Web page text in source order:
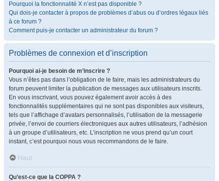
Pourquoi la fonctionnalité X n’est pas disponible ?
Qui dois-je contacter à propos de problèmes d’abus ou d’ordres légaux liés
à ce forum ?
Comment puis-je contacter un administrateur du forum ?
Problèmes de connexion et d’inscription
Pourquoi ai-je besoin de m’inscrire ?
Vous n’êtes pas dans l’obligation de le faire, mais les administrateurs du
forum peuvent limiter la publication de messages aux utilisateurs inscrits.
En vous inscrivant, vous pouvez également avoir accès à des
fonctionnalités supplémentaires qui ne sont pas disponibles aux visiteurs,
tels que l’affichage d’avatars personnalisés, l’utilisation de la messagerie
privée, l’envoi de courriers électroniques aux autres utilisateurs, l’adhésion
à un groupe d’utilisateurs, etc. L’inscription ne vous prend qu’un court
instant, c’est pourquoi nous vous recommandons de le faire.
Haut
Qu’est-ce que la COPPA ?